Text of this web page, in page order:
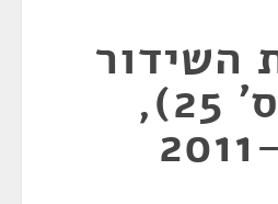
השידור
(תיקון מס' 25),